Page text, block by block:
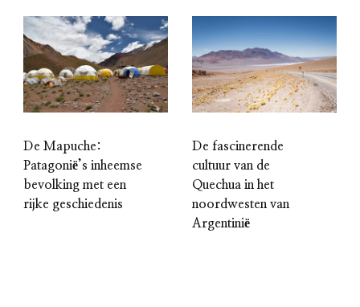
De Mapuche:
Patagonië’s inheemse
bevolking met een
rijke geschiedenis
De fascinerende
cultuur van de
Quechua in het
noordwesten van
Argentinië